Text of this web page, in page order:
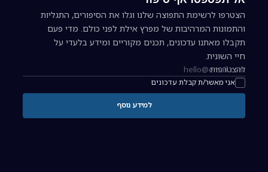
הצטרפו לרשימת התפוצה שלנו וגלו את הסיפורים, התגליות
והתמונות המרהיבות של מפרץ אילת לפני כולם. מדי פעם
תקבלו מאתנו עדכונים, תכנים מקוריים ומידע בלעדי על
חיי השונית.
כתובת אימייל להרשמה לניוזלטר
אני מאשר/ת קבלת עדכונים
להצטרפות
למידע נוסף